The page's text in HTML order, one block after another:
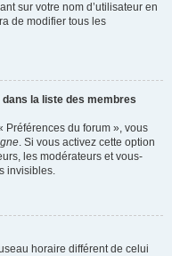
sur votre nom d’utilisateur en
de modifier tous les
la liste des membres
Préférences du forum », vous
. Si vous activez cette option
les modérateurs et vous-
invisibles.
horaire différent de celui